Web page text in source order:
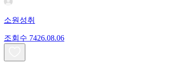
소원성취
조회수 7426.08.06